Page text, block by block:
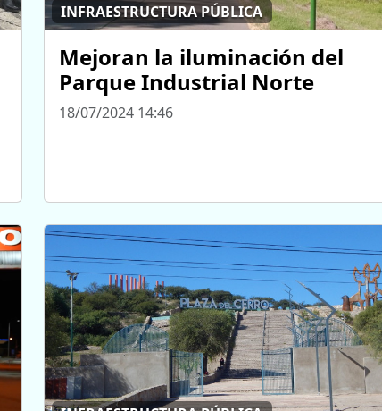
INFRAESTRUCTURA PÚBLICA
Mejoran la iluminación del
Parque Industrial Norte
18/07/2024 14:46